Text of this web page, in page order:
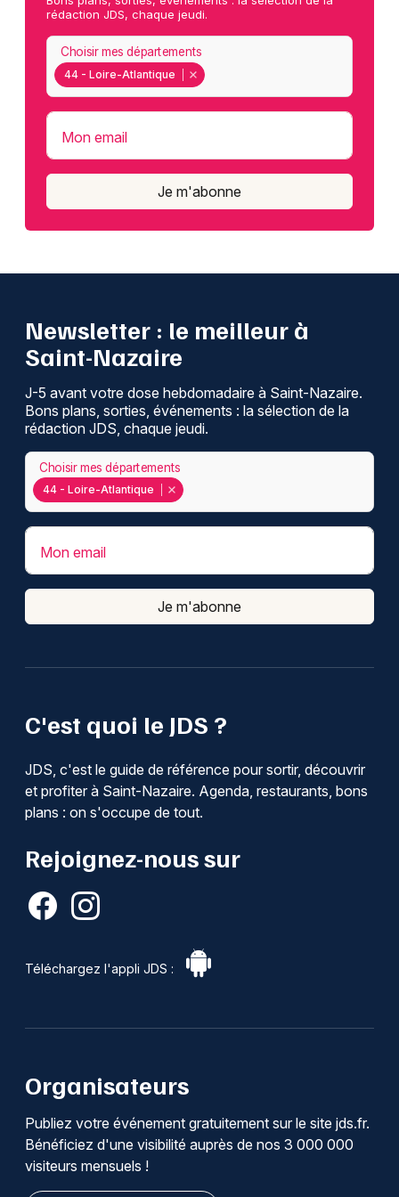
rédaction JDS, chaque jeudi.
44 - Loire-Atlantique
Choisir mes départements
Mon email
Je m'abonne
C'est quoi le JDS ?
JDS, c'est le guide de référence pour sortir, découvrir
et profiter à Saint-Nazaire. Agenda, restaurants, bons
plans : on s'occupe de tout.
Rejoignez-nous sur
Téléchargez l'appli JDS :
Newsletter : le meilleur à
Saint-Nazaire
J-5 avant votre dose hebdomadaire à Saint-Nazaire.
Bons plans, sorties, événements : la sélection de la
rédaction JDS, chaque jeudi.
44 - Loire-Atlantique
Choisir mes départements
Mon email
Je m'abonne
Organisateurs
Publiez votre événement gratuitement sur le site jds.fr.
Bénéficiez d'une visibilité auprès de nos 3 000 000
visiteurs mensuels !